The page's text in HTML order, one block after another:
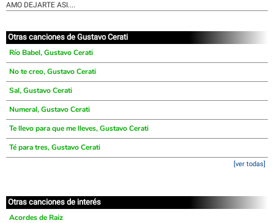
AMO DEJARTE ASI....
Otras canciones de Gustavo Cerati
Río Babel, Gustavo Cerati
No te creo, Gustavo Cerati
Sal, Gustavo Cerati
Numeral, Gustavo Cerati
Te llevo para que me lleves, Gustavo Cerati
Té para tres, Gustavo Cerati
[ver todas]
Otras canciones de interés
Acordes de Raiz